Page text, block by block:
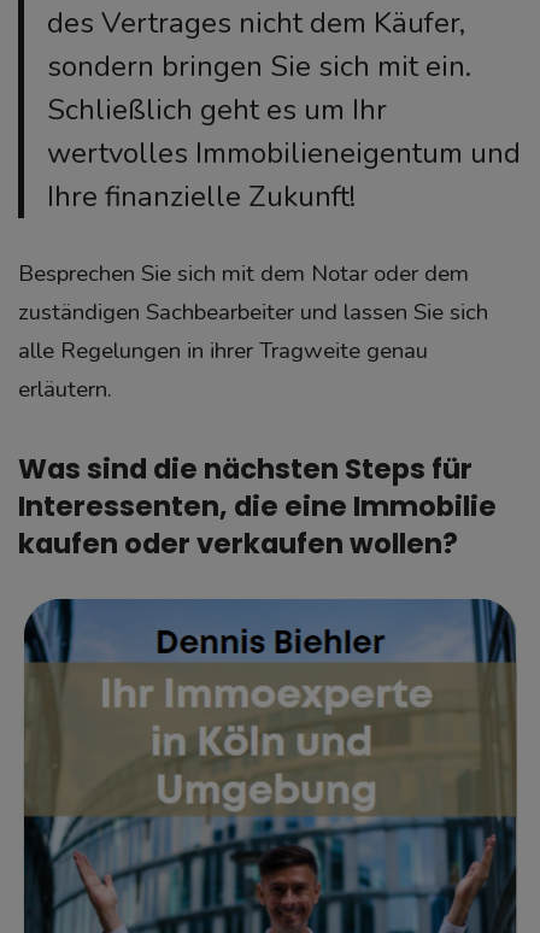
des Vertrages nicht dem Käufer,
sondern bringen Sie sich mit ein.
Schließlich geht es um Ihr
wertvolles Immobilieneigentum und
Ihre finanzielle Zukunft!
Besprechen Sie sich mit dem Notar oder dem
zuständigen Sachbearbeiter und lassen Sie sich
alle Regelungen in ihrer Tragweite genau
erläutern.
Was sind die nächsten Steps für
Interessenten, die eine Immobilie
kaufen oder verkaufen wollen?